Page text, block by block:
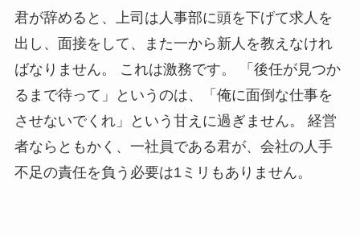
君が辞めると、上司は人事部に頭を下げて求人を
出し、面接をして、また一から新人を教えなけれ
ばなりません。 これは激務です。 「後任が見つか
るまで待って」というのは、「俺に面倒な仕事を
させないでくれ」という甘えに過ぎません。 経営
者ならともかく、一社員である君が、会社の人手
不足の責任を負う必要は1ミリもありません。